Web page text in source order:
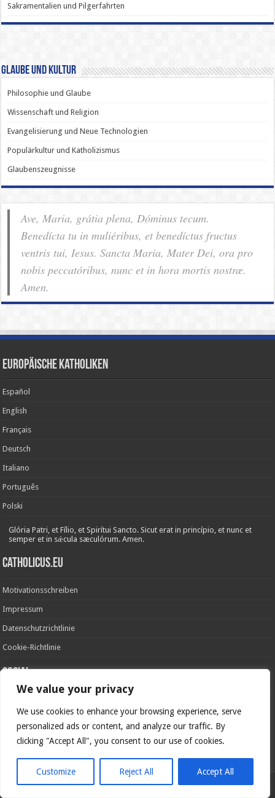
We value your privacy
We use cookies to enhance your browsing experience, serve
personalized ads or content, and analyze our traffic. By
clicking "Accept All", you consent to our use of cookies.
Customize Reject All Accept All
Sakramentalien und Pilgerfahrten
Glaube und Kultur
Philosophie und Glaube
Wissenschaft und Religion
Evangelisierung und Neue Technologien
Populärkultur und Katholizismus
Glaubenszeugnisse
Ave, Maria, grátia plena, Dóminus tecum.
Benedícta tu in muliéribus, et benedíctus fructus
ventris tui, Iesus. Sancta Maria, Mater Dei, ora pro
nobis pec­ca­tóribus, nunc et in hora mortis nostræ.
Amen.
Europäische Katholiken
Español
English
Français
Deutsch
Italiano
Português
Polski
Glória Patri, et Fílio, et Spirítui Sancto. Sicut erat in princípio, et nunc et
semper et in sǽcula sæculórum. Amen.
Catholicus.eu
Motivationsschreiben
Impressum
Datenschutzrichtlinie
Cookie-Richtlinie
Social
In nómine Patris, et Fílii, et Spíritus Sancti. Amen.
Deutsche Version vonCatholicus.eu| Originalversion inEspañol